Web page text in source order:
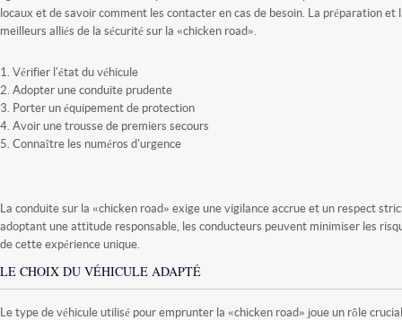
locaux et de savoir comment les contacter en cas de besoin. La préparation et
meilleurs alliés de la sécurité sur la «chicken road».
Vérifier l'état du véhicule
Adopter une conduite prudente
Porter un équipement de protection
Avoir une trousse de premiers secours
Connaître les numéros d'urgence
La conduite sur la «chicken road» exige une vigilance accrue et un respect
adoptant une attitude responsable, les conducteurs peuvent minimiser les
de cette expérience unique.
LE CHOIX DU VÉHICULE ADAPTÉ
Le type de véhicule utilisé pour emprunter la «chicken road» joue un rôle